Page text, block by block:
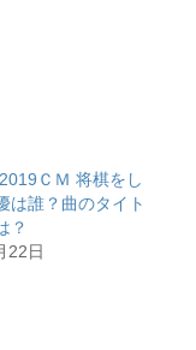
ＣＭ 将棋をし
は誰？曲のタイト
？
22日